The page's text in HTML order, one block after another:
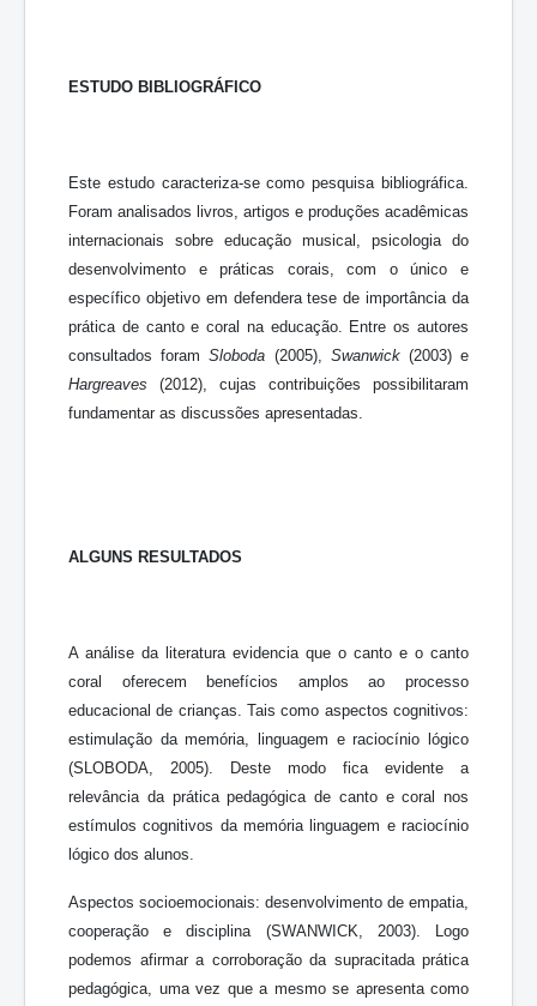
ESTUDO BIBLIOGRÁFICO
Este estudo caracteriza-se como pesquisa bibliográfica.
Foram analisados livros, artigos e produções acadêmicas
internacionais sobre educação musical, psicologia do
desenvolvimento e práticas corais, com o único e
específico objetivo em defendera tese de importância da
prática de canto e coral na educação. Entre os autores
consultados foramSloboda (2005), Swanwick (2003) e
Hargreaves (2012), cujas contribuições possibilitaram
fundamentar as discussões apresentadas.
ALGUNS RESULTADOS
A análise da literatura evidencia que o canto e o canto
coral oferecem benefícios amplos ao processo
educacional de crianças. Tais como aspectos cognitivos:
estimulação da memória, linguagem e raciocínio lógico
(SLOBODA, 2005). Deste modo fica evidente a
relevância da prática pedagógica de canto e coral nos
estímulos cognitivos da memória linguagem e raciocínio
lógico dos alunos.
Aspectos socioemocionais: desenvolvimento de empatia,
cooperação e disciplina (SWANWICK, 2003). Logo
podemos afirmar a corroboração da supracitada prática
pedagógica, uma vez que a mesmo se apresenta como